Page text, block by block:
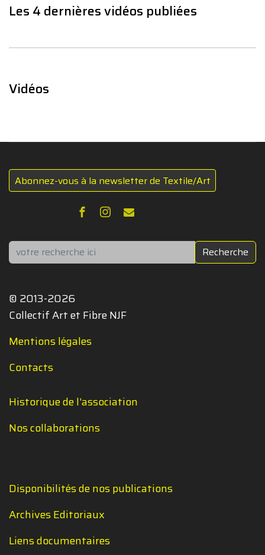
Les 4 dernières vidéos publiées
Vidéos
Abonnez-vous à la newsletter de Textile/Art
Rechercher Recherche
© 2013-2026
Collectif Art et Fibre NJF
Mentions légales
Contacts
Historique de l'association
Nos collaborations
Disponibilités de nos publications
Archives Editoriaux
Liens documentaires